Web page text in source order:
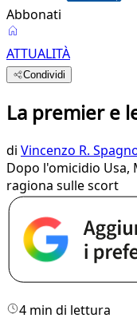
Abbonati
ATTUALITÀ
Condividi
La premier e
di Vincenzo R.
Dopo l'omicidio Usa,
ragiona sulle scort
4 min di lettura